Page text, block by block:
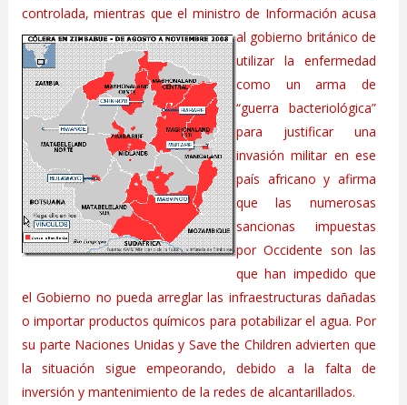
controlada, mientras que el ministro de Información acusa
al gobierno británico de
utilizar la enfermedad
como un arma de
“guerra bacteriológica”
para justificar una
invasión militar en ese
país africano y afirma
que las numerosas
sancionas impuestas
por Occidente son las
que han impedido que
el Gobierno no pueda arreglar las infraestructuras dañadas
o importar productos químicos para potabilizar el agua. Por
su parte Naciones Unidas y Save the Children advierten que
la situación sigue empeorando, debido a la falta de
inversión y mantenimiento de la redes de alcantarillados.